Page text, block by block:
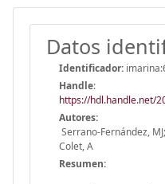
Datos
Identificador:
Handle:
https://hdl.handle.net/
Autores:
Serrano-Fernández,
Colet, A
Resumen: